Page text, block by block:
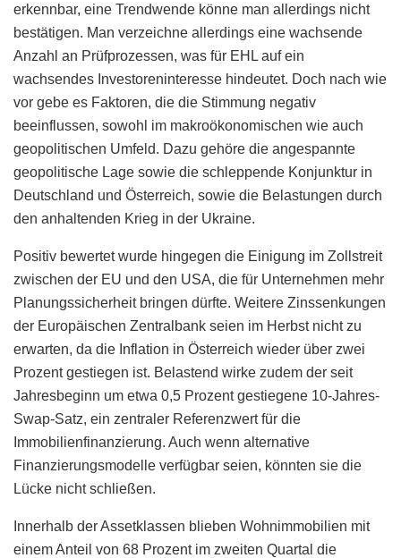
erkennbar, eine Trendwende könne man allerdings nicht
bestätigen. Man verzeichne allerdings eine wachsende
Anzahl an Prüfprozessen, was für EHL auf ein
wachsendes Investoreninteresse hindeutet. Doch nach wie
vor gebe es Faktoren, die die Stimmung negativ
beeinflussen, sowohl im makroökonomischen wie auch
geopolitischen Umfeld. Dazu gehöre die angespannte
geopolitische Lage sowie die schleppende Konjunktur in
Deutschland und Österreich, sowie die Belastungen durch
den anhaltenden Krieg in der Ukraine.
Positiv bewertet wurde hingegen die Einigung im Zollstreit
zwischen der EU und den USA, die für Unternehmen mehr
Planungssicherheit bringen dürfte. Weitere Zinssenkungen
der Europäischen Zentralbank seien im Herbst nicht zu
erwarten, da die Inflation in Österreich wieder über zwei
Prozent gestiegen ist. Belastend wirke zudem der seit
Jahresbeginn um etwa 0,5 Prozent gestiegene 10-Jahres-
Swap-Satz, ein zentraler Referenzwert für die
Immobilienfinanzierung. Auch wenn alternative
Finanzierungsmodelle verfügbar seien, könnten sie die
Lücke nicht schließen.
Innerhalb der Assetklassen blieben Wohnimmobilien mit
einem Anteil von 68 Prozent im zweiten Quartal die